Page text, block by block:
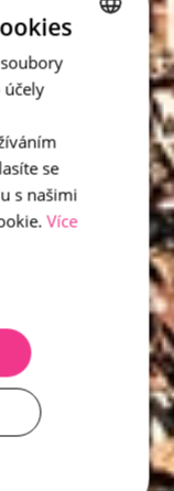
– je to stylový
kámen
CZECH
účely
se
s našimi
Více